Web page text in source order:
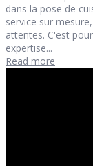
dans la pose de
service sur
attentes. C'est
expertise...
Read more